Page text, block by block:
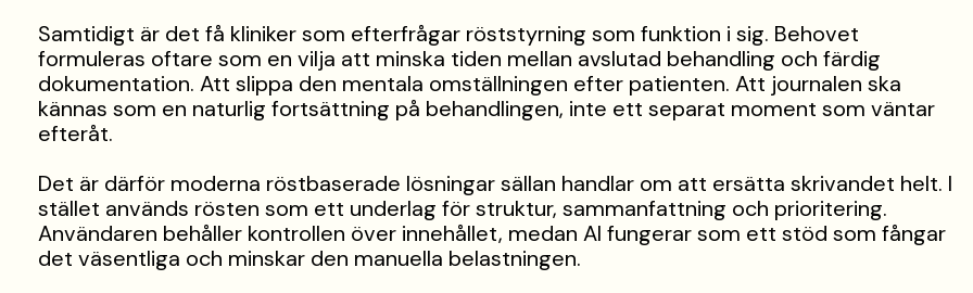
Samtidigt är det få kliniker som efterfrågar röststyrning som funktion i sig. Behovet
formuleras oftare som en vilja att minska tiden mellan avslutad behandling och färdig
dokumentation. Att slippa den mentala omställningen efter patienten. Att journalen ska
kännas som en naturlig fortsättning på behandlingen, inte ett separat moment som väntar
efteråt.
Det är därför moderna röstbaserade lösningar sällan handlar om att ersätta skrivandet helt. I
stället används rösten som ett underlag för struktur, sammanfattning och prioritering.
Användaren behåller kontrollen över innehållet, medan AI fungerar som ett stöd som fångar
det väsentliga och minskar den manuella belastningen.